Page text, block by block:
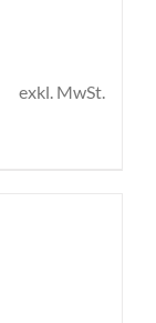
exkl. MwSt.